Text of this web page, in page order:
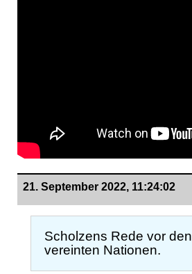
21. September 2022, 11:24:02
Scholzens Rede vor den
vereinten Nationen.